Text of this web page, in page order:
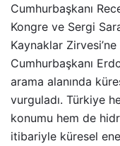
Cumhurbaşkanı
Kongre ve Sergi
Kaynaklar
Cumhurbaşkanı
arama alanında
vurguladı. Türkiye
konumu hem de
itibariyle küresel